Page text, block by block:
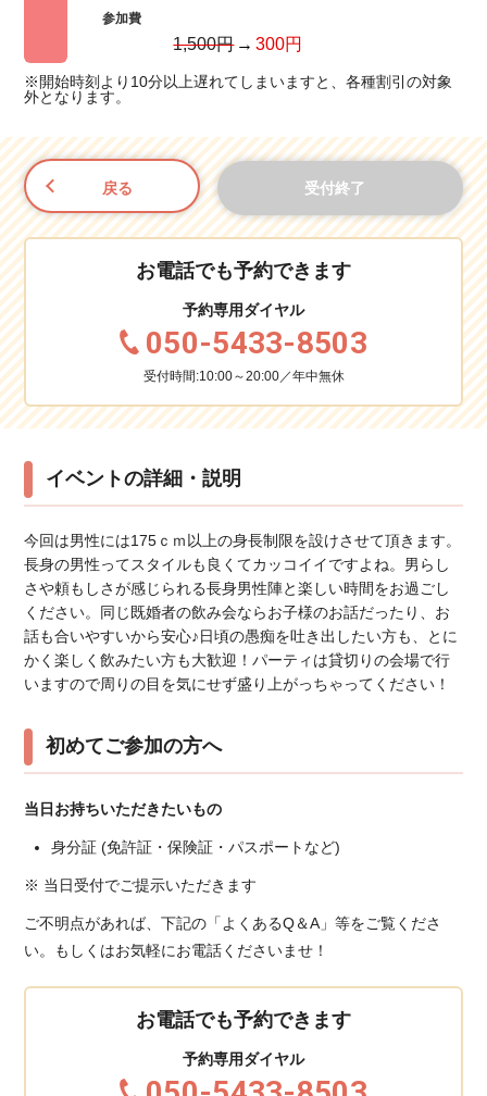
参加費
1,500円 300円
※開始時刻より10分以上遅れてしまいますと、各種割引の対象
外となります。
戻る 受付終了
お電話でも予約できます
予約専用ダイヤル
050-5433-8503
受付時間:10:00～20:00／年中無休
イベントの詳細・説明
今回は男性には175ｃｍ以上の身長制限を設けさせて頂きます。
長身の男性ってスタイルも良くてカッコイイですよね。男らし
さや頼もしさが感じられる長身男性陣と楽しい時間をお過ごし
ください。同じ既婚者の飲み会ならお子様のお話だったり、お
話も合いやすいから安心♪日頃の愚痴を吐き出したい方も、とに
かく楽しく飲みたい方も大歓迎！パーティは貸切りの会場で行
いますので周りの目を気にせず盛り上がっちゃってください！
初めてご参加の方へ
当日お持ちいただきたいもの
身分証 (免許証・保険証・パスポートなど)
※ 当日受付でご提示いただきます
ご不明点があれば、下記の「よくあるQ＆A」等をご覧くださ
い。もしくはお気軽にお電話くださいませ！
お電話でも予約できます
予約専用ダイヤル